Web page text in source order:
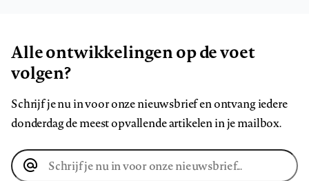
Alle ontwikkelingen op de voet
volgen?
Schrijf je nu in voor onze nieuwsbrief en ontvang iedere
donderdag de meest opvallende artikelen in je mailbox.
E-